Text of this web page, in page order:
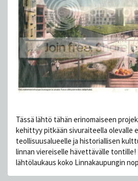
Tässä lähtö tähän erinomaiseen
kehittyy pitkään sivuraiteella olevalle
teollisuusalueelle ja historiallisen
linnan viereiselle hävettävälle tontille!
lähtölaukaus koko Linnakaupungin